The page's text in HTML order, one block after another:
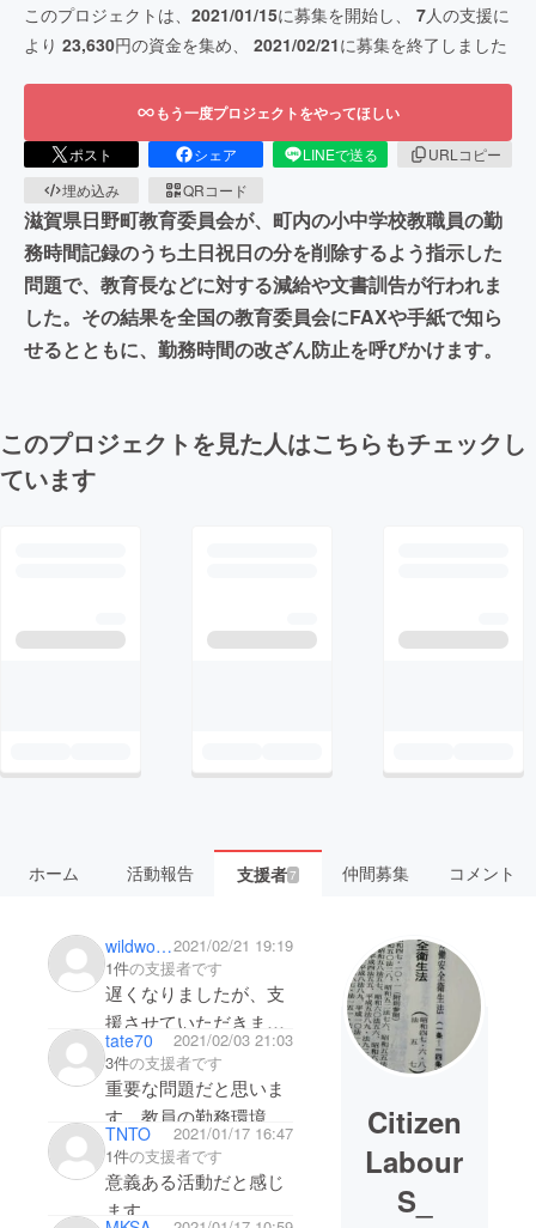
このプロジェクトは、 2021/01/15に募集を開始し、 7人の支援に
より 23,630円の資金を集め、 2021/02/21に募集を終了しました
もう一度プロジェクトをやってほしい
ポスト シェア LINEで送る
URLコピー
埋め込み
QRコード
滋賀県日野町教育委員会が、町内の小中学校教職員の勤
務時間記録のうち土日祝日の分を削除するよう指示した
問題で、教育長などに対する減給や文書訓告が行われま
した。その結果を全国の教育委員会にFAXや手紙で知ら
せるとともに、勤務時間の改ざん防止を呼びかけます。
このプロジェクトを見た人はこちらもチェックし
ています
ホーム 活動報告 支援者7 仲間募集 コメント
wildwolf00012021/02/21 19:19
1件の支援者です
遅くなりましたが、支
援させていただきま
す。これで目標金額達
成ですね！
tate70
2021/02/03 21:03
3件の支援者です
重要な問題だと思いま
す。教員の勤務環境
は、子どもに直結する
問題です。
TNTO
2021/01/17 16:47
1件の支援者です
意義ある活動だと感じ
ます。
Citizen
Labour
S_